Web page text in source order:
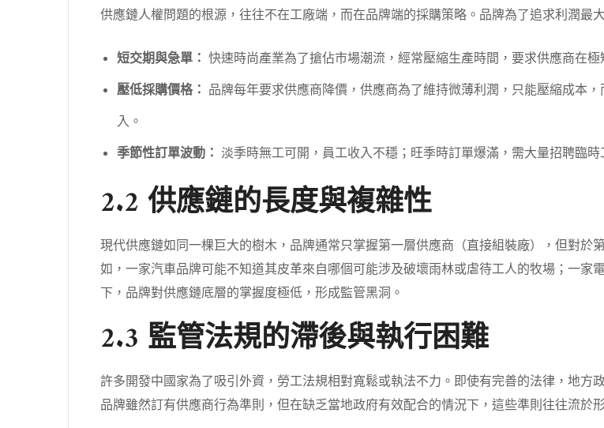
供應鏈人權問題的根源，往往不在工廠端，而在品牌端的採購策略。品牌為了追求利潤最
短交期與急單： 快速時尚產業為了搶佔市場潮流，經常壓縮生產時間，要求供應商在
壓低採購價格： 品牌每年要求供應商降價，供應商為了維持微薄利潤，只能壓縮成
入。
季節性訂單波動： 淡季時無工可開，員工收入不穩；旺季時訂單爆滿，需大量招聘臨
2.2 供應鏈的長度與複雜性
現代供應鏈如同一棵巨大的樹木，品牌通常只掌握第一層供應商（直接組裝廠），但對於
如，一家汽車品牌可能不知道其皮革來自哪個可能涉及破壞雨林或虐待工人的牧場；一
下，品牌對供應鏈底層的掌握度極低，形成監管黑洞。
2.3 監管法規的滯後與執行困難
許多開發中國家為了吸引外資，勞工法規相對寬鬆或執法不力。即使有完善的法律，地方
品牌雖然訂有供應商行為準則，但在缺乏當地政府有效配合的情況下，這些準則往往流於